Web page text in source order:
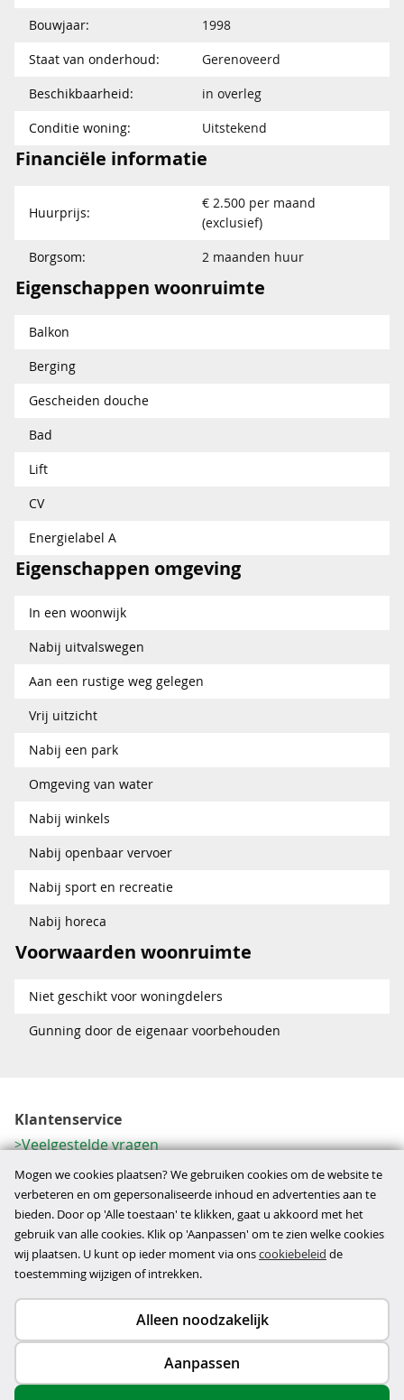
Bouwjaar:
1998
Staat van onderhoud:
Gerenoveerd
Beschikbaarheid:
in overleg
Conditie woning:
Uitstekend
Financiële informatie
Huurprijs:
€ 2.500 per maand
(exclusief)
Borgsom:
2 maanden huur
Eigenschappen woonruimte
Balkon
Berging
Gescheiden douche
Bad
Lift
CV
Energielabel A
Eigenschappen omgeving
In een woonwijk
Nabij uitvalswegen
Aan een rustige weg gelegen
Vrij uitzicht
Nabij een park
Omgeving van water
Nabij winkels
Nabij openbaar vervoer
Nabij sport en recreatie
Nabij horeca
Voorwaarden woonruimte
Niet geschikt voor woningdelers
Gunning door de eigenaar voorbehouden
Klantenservice
Veelgestelde vragen
Contactformulier
Herroeping
Over ons
Bedrijfsgegevens
Werkwijze
Copyright © 2026
privacy- en cookiebeleid
Mogen we cookies plaatsen? We gebruiken cookies om de website te
verbeteren en om gepersonaliseerde inhoud en advertenties aan te
bieden. Door op 'Alle toestaan' te klikken, gaat u akkoord met het
gebruik van alle cookies. Klik op 'Aanpassen' om te zien welke cookies
wij plaatsen. U kunt op ieder moment via onscookiebeleid de
toestemming wijzigen of intrekken.
Alleen noodzakelijk
Aanpassen